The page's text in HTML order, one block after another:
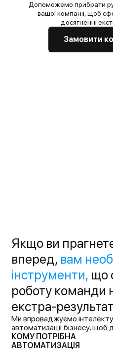
Допоможемо прибрати
вашої компанії,щоб
досягненні
Замовити
Якщо ви
вперед, вам
інструменти, що
роботу команди
екстра-
Ми впроваджуємо
автоматизаціїбізнесу, щоб
КОМУ ПОТРІБНА
АВТОМАТИЗАЦІЯ